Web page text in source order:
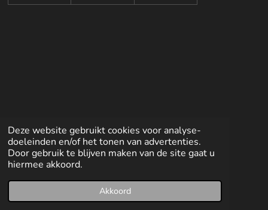
Deze website gebruikt cookies voor analyse-
doeleinden en/of het tonen van advertenties.
Door gebruik te blijven maken van de site gaat u
hiermee akkoord.
Akkoord